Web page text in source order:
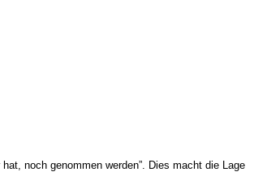
noch genommen werden”. Dies macht die Lage